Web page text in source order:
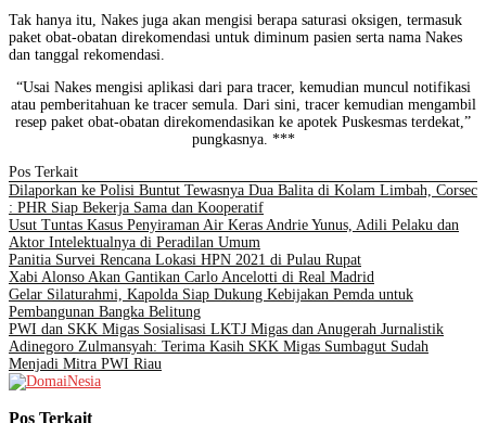
Tak hanya itu, Nakes juga akan mengisi berapa saturasi oksigen, termasuk
paket obat-obatan direkomendasi untuk diminum pasien serta nama Nakes
dan tanggal rekomendasi.
“Usai Nakes mengisi aplikasi dari para tracer, kemudian muncul notifikasi
atau pemberitahuan ke tracer semula. Dari sini, tracer kemudian mengambil
resep paket obat-obatan direkomendasikan ke apotek Puskesmas terdekat,”
pungkasnya. ***
Pos Terkait
Dilaporkan ke Polisi Buntut Tewasnya Dua Balita di Kolam Limbah, Corsec
: PHR Siap Bekerja Sama dan Kooperatif
Usut Tuntas Kasus Penyiraman Air Keras Andrie Yunus, Adili Pelaku dan
Aktor Intelektualnya di Peradilan Umum
Panitia Survei Rencana Lokasi HPN 2021 di Pulau Rupat
Xabi Alonso Akan Gantikan Carlo Ancelotti di Real Madrid
Gelar Silaturahmi, Kapolda Siap Dukung Kebijakan Pemda untuk
Pembangunan Bangka Belitung
PWI dan SKK Migas Sosialisasi LKTJ Migas dan Anugerah Jurnalistik
Adinegoro Zulmansyah: Terima Kasih SKK Migas Sumbagut Sudah
Menjadi Mitra PWI Riau
Pos Terkait